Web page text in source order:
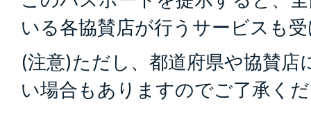
いる各協賛店が行うサービスも
(注意)ただし、都道府県や協賛店
い場合もありますのでご了承く